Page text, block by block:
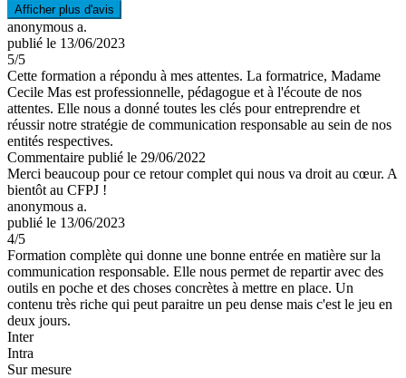
Afficher plus d'avis
anonymous a.
publié le 13/06/2023
5/5
Cette formation a répondu à mes attentes. La formatrice, Madame
Cecile Mas est professionnelle, pédagogue et à l'écoute de nos
attentes. Elle nous a donné toutes les clés pour entreprendre et
réussir notre stratégie de communication responsable au sein de nos
entités respectives.
Commentaire publié le 29/06/2022
Merci beaucoup pour ce retour complet qui nous va droit au cœur. A
bientôt au CFPJ !
anonymous a.
publié le 13/06/2023
4/5
Formation complète qui donne une bonne entrée en matière sur la
communication responsable. Elle nous permet de repartir avec des
outils en poche et des choses concrètes à mettre en place. Un
contenu très riche qui peut paraitre un peu dense mais c'est le jeu en
deux jours.
Inter
Intra
Sur mesure